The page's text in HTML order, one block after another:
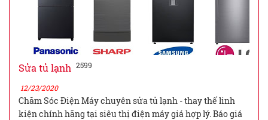
Sửa tủ lạnh 2599
12/23/2020
Chăm Sóc Điện Máy chuyên sửa tủ lạnh - thay thế linh
kiện chính hãng tại siêu thị điện máy giá hợp lý. Báo giá